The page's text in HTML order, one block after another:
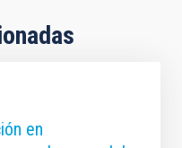
en